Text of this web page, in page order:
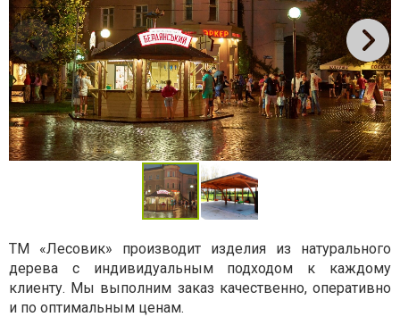
ТМ «Лесовик» производит изделия из натурального
дерева с индивидуальным подходом к каждому
клиенту. Мы выполним заказ качественно, оперативно
и по оптимальным ценам.